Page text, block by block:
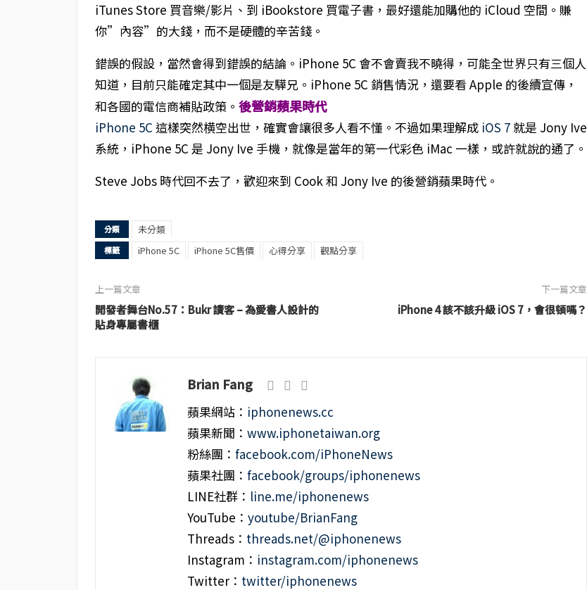
iTunes Store 買音樂/影片、到 iBookstore 買電子書，最好還能加購他的 iCloud 空間。賺
你”內容”的大錢，而不是硬體的辛苦錢。
錯誤的假設，當然會得到錯誤的結論。iPhone 5C 會不會賣我不曉得，可能全世界只有三個人
知道，目前只能確定其中一個是友驊兄。iPhone 5C 銷售情況，還要看 Apple 的後續宣傳，
和各國的電信商補貼政策。 後營銷蘋果時代
iPhone 5C 這樣突然横空出世，確實會讓很多人看不懂。不過如果理解成 iOS 7就是 Jony Ive
系統，iPhone 5C 是 Jony Ive 手機，就像是當年的第一代彩色 iMac 一樣，或許就說的通了。
Steve Jobs 時代回不去了，歡迎來到 Cook 和 Jony Ive 的後營銷蘋果時代。
分類 未分類
標籤 iPhone 5C iPhone 5C售價 心得分享 觀點分享
上一篇文章
開發者舞台No.57：Bukr 讀客 – 為愛書人設計的
貼身專屬書櫃
下一篇文章
iPhone 4 該不該升級 iOS 7，會很頓嗎？
Brian Fang
蘋果網站： iphonenews.cc
蘋果新聞： www.iphonetaiwan.org
粉絲團： facebook.com/iPhoneNews
蘋果社團： facebook/groups/iphonenews
LINE社群： line.me/iphonenews
YouTube： youtube/BrianFang
Threads： threads.net/@iphonenews
Instagram： instagram.com/iphonenews
Twitter： twitter/iphonenews